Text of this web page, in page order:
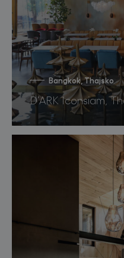
Bangkok, Thajsko
D’ARK Iconsiam,